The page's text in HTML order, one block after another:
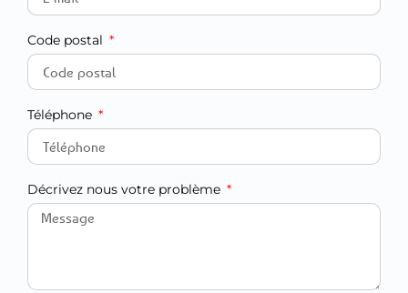
Code postal
Téléphone
Décrivez nous votre problème